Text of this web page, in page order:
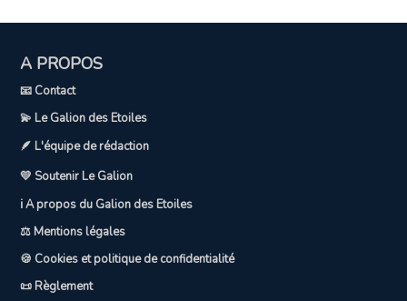
A PROPOS
📧 Contact
💫 Le Galion des Etoiles
🪶 L'équipe de rédaction
💛 Soutenir Le Galion
ℹ️ A propos du Galion des Etoiles
⚖️ Mentions légales
🍪 Cookies et politique de confidentialité
📜 Règlement